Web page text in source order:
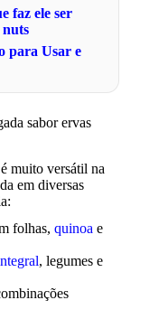
faz ele ser
nuts
para Usar e
sabor ervas
muito versátil na
em diversas
folhas,quinoa e
, legumes e